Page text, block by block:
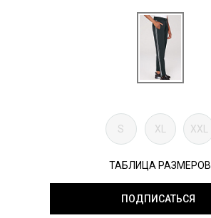
S XL XXL
ТАБЛИЦА РАЗМЕРОВ
ПОДПИСАТЬСЯ